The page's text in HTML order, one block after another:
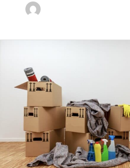
endroits
essentiels
nettoyer
de
vous
installer